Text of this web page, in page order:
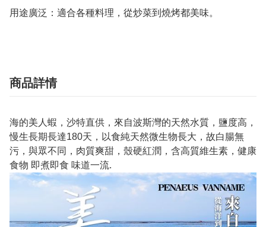
商品詳情
海的美人蝦，沙特直供，來自波斯灣的天然水質，鹽度高，
慢生長期長達180天，以食純天然微生物長大，故白腸無
污，與眾不同，肉質爽甜，殼硬紅潤，含高質維生素，健康
食物 即煮即食 味道一流.